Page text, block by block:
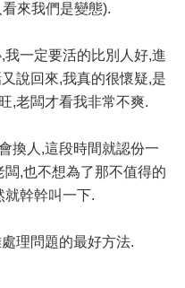
來我們是變態).
一定要活的比別人好,進
說回來,我真的很懷疑,是
,老闆才看我非常不爽.
換人,這段時間就認份一
,也不想為了那不值得的
就幹幹叫一下.
理問題的最好方法.